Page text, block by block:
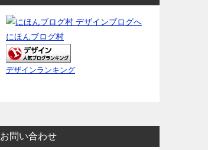
にほんブログ村
デザインランキング
お問い合わせ